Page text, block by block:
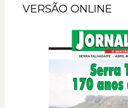
VERSÃO ONLINE